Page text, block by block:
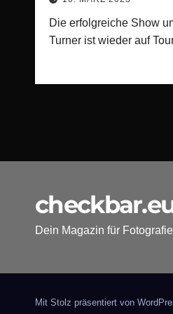
Die erfolgreiche Show
Turner ist wieder auf
Dein Magazin für
Mit Stolz präsentiert von